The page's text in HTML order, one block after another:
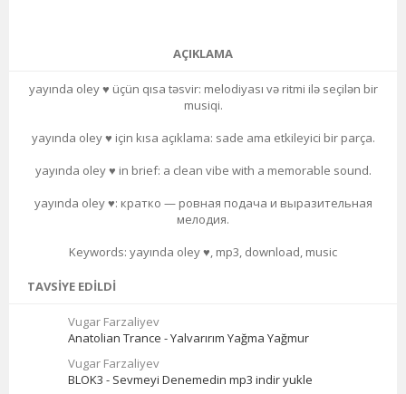
AÇIKLAMA
yayında oley ♥️ üçün qısa təsvir: melodiyası və ritmi ilə seçilən bir
musiqi.
yayında oley ♥️ için kısa açıklama: sade ama etkileyici bir parça.
yayında oley ♥️ in brief: a clean vibe with a memorable sound.
yayında oley ♥️: кратко — ровная подача и выразительная
мелодия.
Keywords: yayında oley ♥️, mp3, download, music
TAVSIYE EDILDI
Vugar Farzaliyev
Anatolian Trance - Yalvarırım Yağma Yağmur
Vugar Farzaliyev
BLOK3 - Sevmeyi Denemedin mp3 indir yukle